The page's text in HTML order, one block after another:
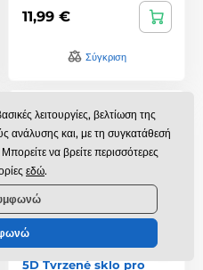
11,99 €
Σύγκριση
5D Tvrzené sklo pro
λειτουργίες, βελτίωση της
ανάλυσης και, με τη συγκατάθεσή
να βρείτε περισσότερες
εδώ.